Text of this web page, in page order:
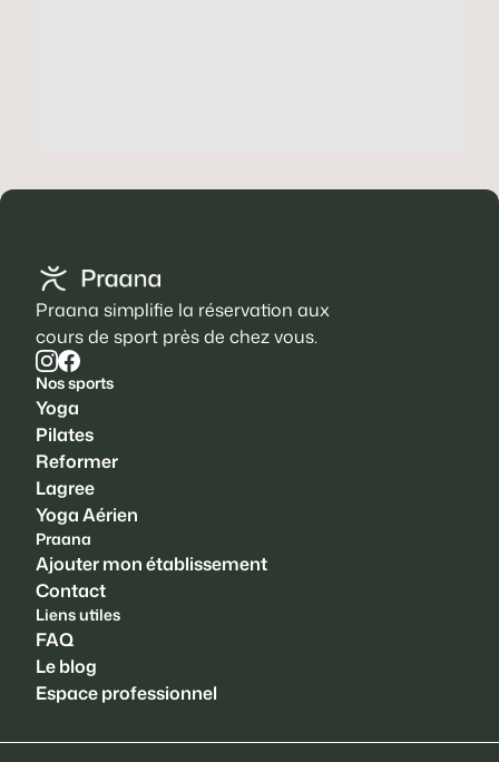
Praana simplifie la réservation aux
cours de sport près de chez vous.
Nos sports
Yoga
Pilates
Reformer
Lagree
Yoga Aérien
Praana
Ajouter mon établissement
Contact
Liens utiles
FAQ
Le blog
Espace professionnel